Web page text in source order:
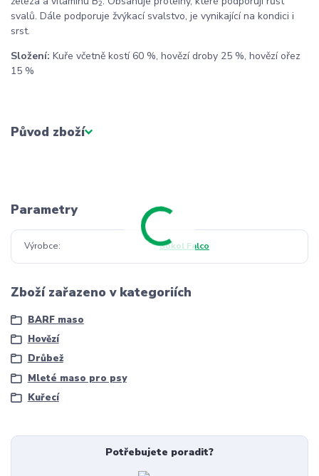
2
svalů. Dále podporuje žvýkací svalstvo, je vynikající na kondici i
srst.
Složení: Kuře včetně kostí 60 %, hovězí droby 25 %, hovězí ořez
15 %
Původ zboží
Parametry
Výrobce Sokol Falco
Zboží zařazeno v kategoriích
BARF maso
Hovězí
Drůbež
Mleté maso pro psy
Kuřecí
Potřebujete poradit?